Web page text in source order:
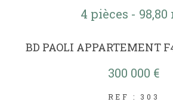
4 pièces - 98,80
BD PAOLI APPARTEMENT
300 000 €
REF : 303